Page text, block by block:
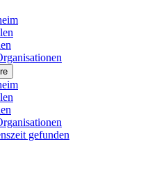
gefunden